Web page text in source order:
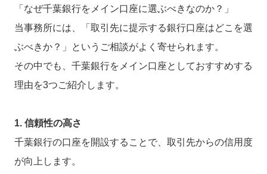
「なぜ千葉銀行をメイン口座に選ぶべきなのか？」
当事務所には、「取引先に提示する銀行口座はどこを選
ぶべきか？」というご相談がよく寄せられます。
その中でも、千葉銀行をメイン口座としておすすめする
理由を3つご紹介します。
1. 信頼性の高さ
千葉銀行の口座を開設することで、取引先からの信用度
が向上します。